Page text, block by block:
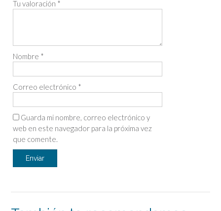
Tu valoración *
Nombre *
Correo electrónico *
Guarda mi nombre, correo electrónico y
web en este navegador para la próxima vez
que comente.